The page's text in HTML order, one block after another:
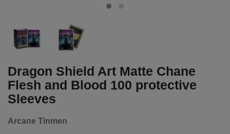
Dragon Shield Art Matte Chane
Flesh and Blood 100 protective
Sleeves
Arcane Tinmen